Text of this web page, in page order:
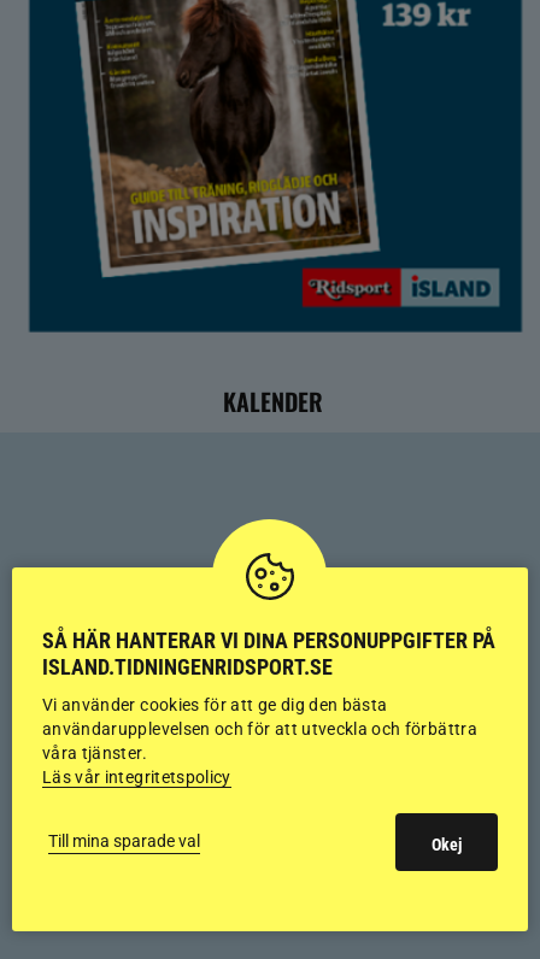
KALENDER
SÅ HÄR HANTERAR VI DINA PERSONUPPGIFTER PÅ
ISLAND.TIDNINGENRIDSPORT.SE
Vi använder cookies för att ge dig den bästa
användarupplevelsen och för att utveckla och förbättra
våra tjänster.
Läs vår integritetspolicy
Till mina sparade val Okej